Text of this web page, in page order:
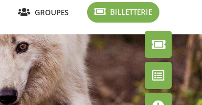
GROUPES BILLETTERIE